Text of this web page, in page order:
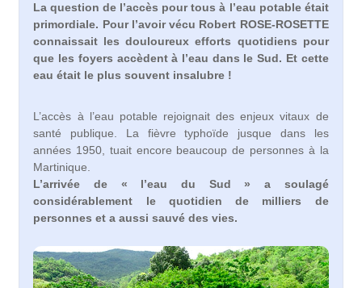
La question de l’accès pour tous à l’eau potable était
primordiale. Pour l’avoir vécu Robert ROSE-ROSETTE
connaissait les douloureux efforts quotidiens pour
que les foyers accèdent à l’eau dans le Sud. Et cette
eau était le plus souvent insalubre !
L’accès à l’eau potable rejoignait des enjeux vitaux de
santé publique. La fièvre typhoïde jusque dans les
années 1950, tuait encore beaucoup de personnes à la
Martinique.
L’arrivée de « l’eau du Sud » a soulagé
considérablement le quotidien de milliers de
personnes et a aussi sauvé des vies.